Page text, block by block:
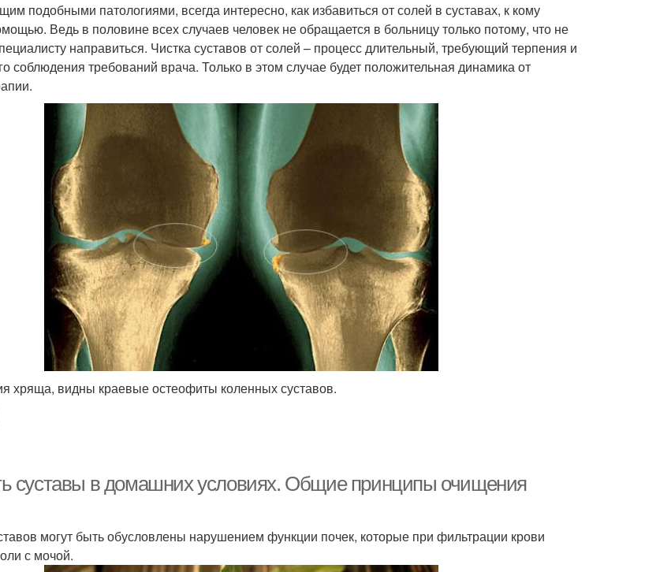
подобными патологиями, всегда интересно, как избавиться от солей в суставах, к кому
Ведь в половине всех случаев человек не обращается в больницу только потому, что не
направиться. Чистка суставов от солей – процесс длительный, требующий терпения и
соблюдения требований врача. Только в этом случае будет положительная динамика от
хряща, видны краевые остеофиты коленных суставов.
суставы в домашних условиях. Общие принципы очищения
могут быть обусловлены нарушением функции почек, которые при фильтрации крови
с мочой.